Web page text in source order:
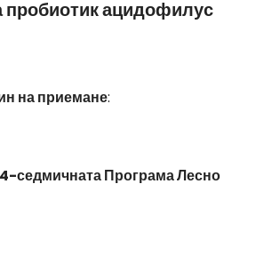
пробиотик ацидофилус
на приемане:
4-седмичната Програма Лесно